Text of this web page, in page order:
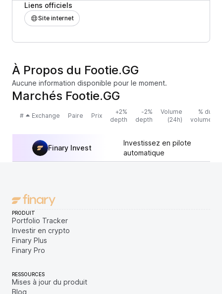
Liens officiels
Site internet
À Propos du Footie.GG
Aucune information disponible pour le moment.
Marchés Footie.GG
# Exchange Paire Prix
+2%
depth
-2%
depth
Volume
(24h)
% du
volume
Finary Invest
Investissez en pilote
automatique
PRODUIT
Portfolio Tracker
Investir en crypto
Finary Plus
Finary Pro
RESSOURCES
Mises à jour du produit
Blog